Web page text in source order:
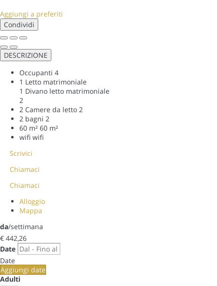
Aggiungi a preferiti
Condividi
DESCRIZIONE
Occupanti 4
1 Letto matrimoniale
1 Divano letto matrimoniale
2
2 Camere da letto 2
2 bagni 2
60 m² 60 m²
wifi wifi
Scrivici
Chiamaci
Chiamaci
Alloggio
Mappa
da/settimana
€ 442,26
Date
Date
Aggiungi date
Adulti